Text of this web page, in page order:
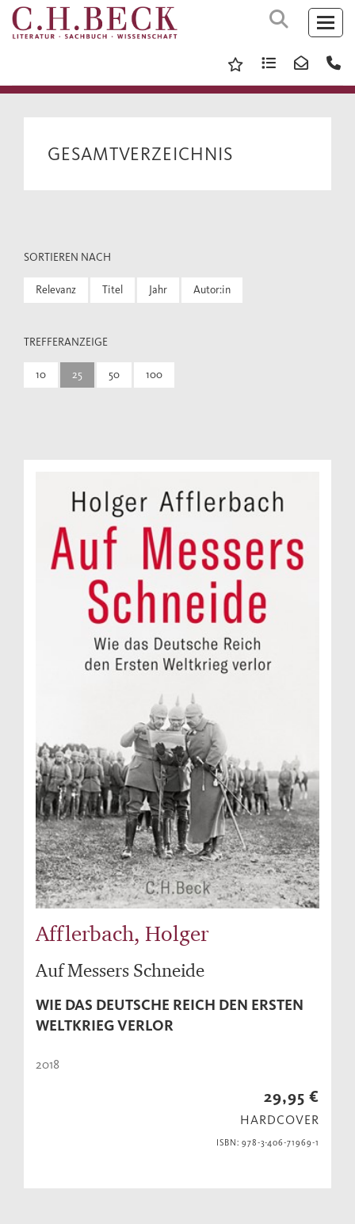
GESAMTVERZEICHNIS
SORTIEREN NACH
Relevanz Titel Jahr Autor:in
TREFFERANZEIGE
10 25 50 100
Afflerbach, Holger
Auf Messers Schneide
WIE DAS DEUTSCHE REICH DEN ERSTEN
WELTKRIEG VERLOR
2018
29,95 €
HARDCOVER
ISBN: 978-3-406-71969-1